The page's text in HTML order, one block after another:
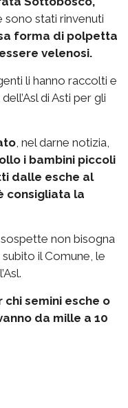
sono stati rinvenuti
forma di polpetta
velenosi.
li hanno raccolti e
di Asti per gli
, nel darne notizia,
i bambini piccoli
dalle esche al
consigliata la
non bisogna
il Comune, le
chi semini esche o
da mille a 10